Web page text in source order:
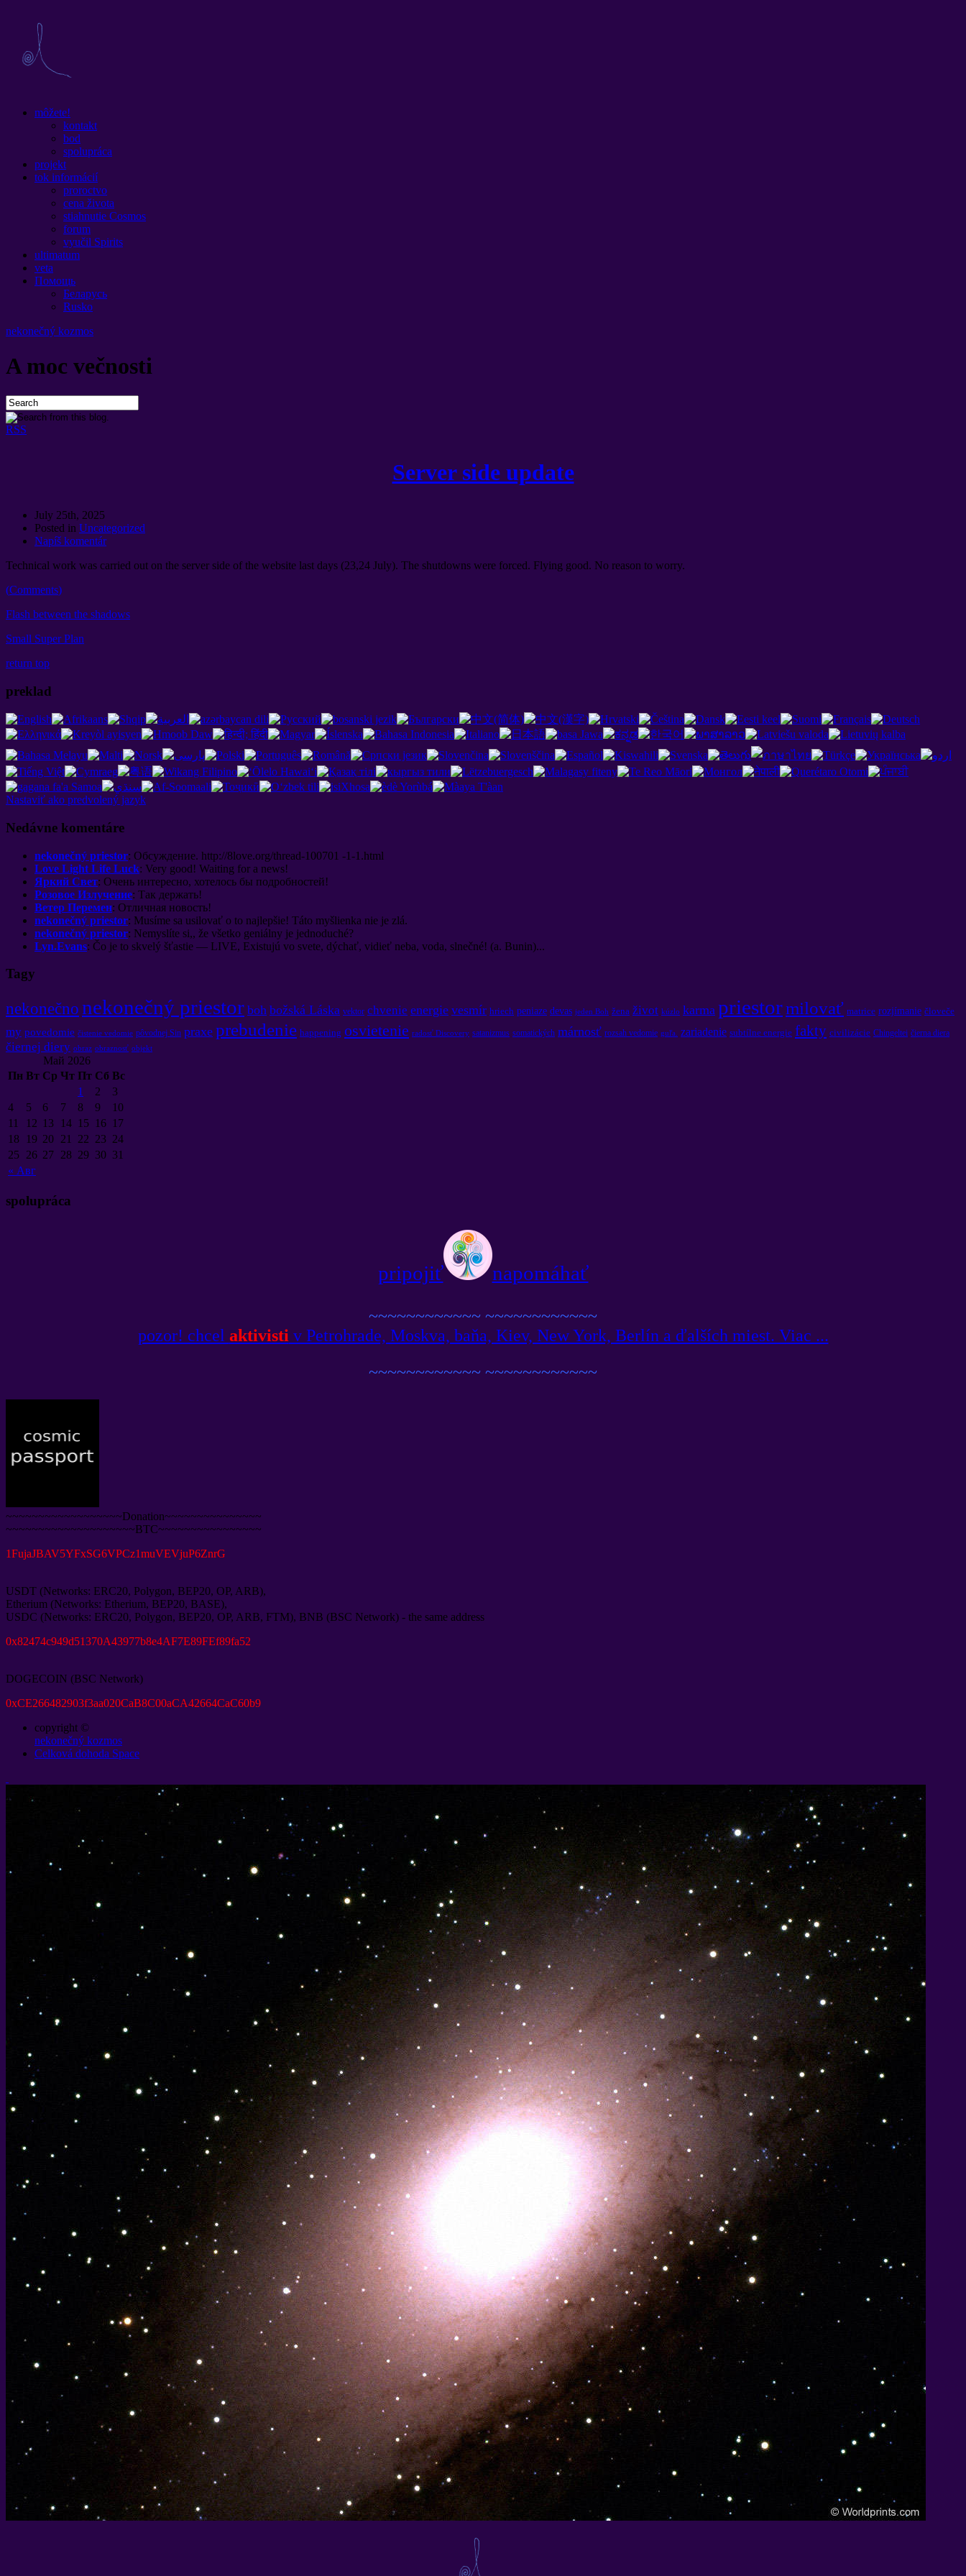
môžete!
kontakt
bod
spolupráca
projekt
tok informácií
proroctvo
cena života
stiahnutie Cosmos
forum
vyučil Spirits
ultimatum
veta
Помощь
Беларусь
Rusko
nekonečný kozmos
A moc večnosti
RSS
Server side update
July 25th, 2025
Posted in Uncategorized
Napíš komentár
Technical work was carried out on the server side of the website last days (23,24 July). The shutdowns were forced. Flying good. No reason to worry.
(Comments)
Flash between the shadows
Small Super Plan
return top
preklad
Nastaviť ako predvolený jazyk
Nedávne komentáre
nekonečný priestor: Обсуждение. http://8love.org/thread-100701 -1-1.html
Love Light Life Luck: Very good! Waiting for a news!
Яркий Свет: Очень интересно, хотелось бы подробностей!
Розовое Излучение: Так держать!
Ветер Перемен: Отличная новость!
nekonečný priestor: Musíme sa usilovať o to najlepšie! Táto myšlienka nie je zlá.
nekonečný priestor: Nemyslíte si,, že všetko geniálny je jednoduché?
Lyn.Evans: Čo je to skvelý šťastie — LIVE, Existujú vo svete, dýchať, vidieť neba, voda, slnečné! (a. Bunin)...
Tagy
nekonečnonekonečný priestor boh božská Láska vektor chvenie energie vesmír hriech peniaze devas jeden Boh žena život kúzlo karma priestormilovať matrice rozjímanie človeče
my povedomie čistenie vedomie pôvodnej Sin praxe prebudenie happening osvietenie radosť Discovery satanizmus somatických márnosť rozsah vedomie guľa. zariadenie subtílne energie fakty civilizácie Chingeltei čierna diera
čiernej diery obraz obraznosť objekt
Май 2026
Пн Вт Ср Чт Пт Сб Вс
« Авг
1 2
3
4
5 6 7 8 9
10
11
12 13 14 15 16 17
18
19 20 21 22 23 24
25 26 27 28 29 30 31
spolupráca
pripojiť napomáhať
~~~~~~~~~~~~ ~~~~~~~~~~~~
pozor! chcel aktivisti v Petrohrade, Moskva, baňa, Kiev, New York, Berlín a ďalších miest. Viac ...
~~~~~~~~~~~~ ~~~~~~~~~~~~
~~~~~~~~~~~~~~~~~~Donation~~~~~~~~~~~~~~~
~~~~~~~~~~~~~~~~~~~~BTC~~~~~~~~~~~~~~~~
1FujaJBAV5YFxSG6VPCz1muVEVjuP6ZnrG
USDT (Networks: ERC20, Polygon, BEP20, OP, ARB),
Etherium (Networks: Etherium, BEP20, BASE),
USDC (Networks: ERC20, Polygon, BEP20, OP, ARB, FTM), BNB (BSC Network) - the same address
0x82474c949d51370A43977b8e4AF7E89FEf89fa52
DOGECOIN (BSC Network)
0xCE266482903f3aa020CaB8C00aCA42664CaC60b9
copyright ©
nekonečný kozmos
Celková dohoda Space